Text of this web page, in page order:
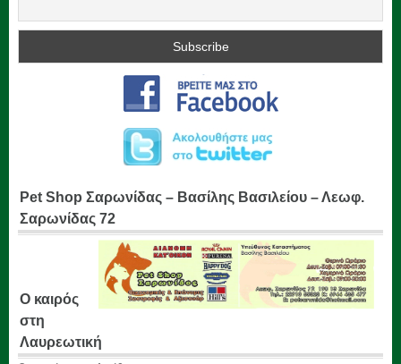
Pet Shop Σαρωνίδας – Βασίλης Βασιλείου – Λεωφ.
Σαρωνίδας 72
Ο καιρός
στη
Λαυρεωτική